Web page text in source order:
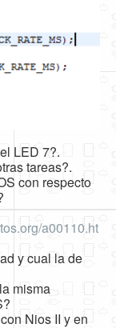
LED 7?.
tareas?.
con respecto
a00110.ht
y cual la de
misma
Nios II y en